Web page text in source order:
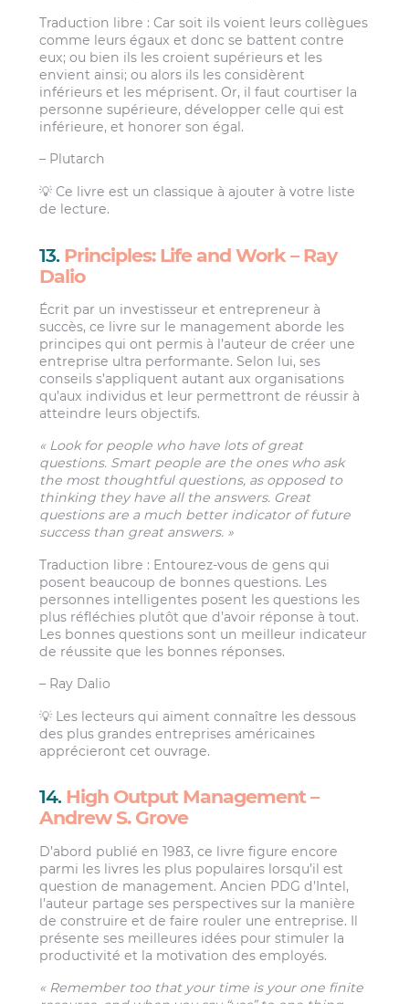
Traduction libre : Car soit ils voient leurs collègues
comme leurs égaux et donc se battent contre
eux; ou bien ils les croient supérieurs et les
envient ainsi; ou alors ils les considèrent
inférieurs et les méprisent. Or, il faut courtiser la
personne supérieure, développer celle qui est
inférieure, et honorer son égal.
– Plutarch
💡 Ce livre est un classique à ajouter à votre liste
de lecture.
13. Principles: Life and Work – Ray
Dalio
Écrit par un investisseur et entrepreneur à
succès, ce livre sur le management aborde les
principes qui ont permis à l’auteur de créer une
entreprise ultra performante. Selon lui, ses
conseils s’appliquent autant aux organisations
qu’aux individus et leur permettront de réussir à
atteindre leurs objectifs.
« Look for people who have lots of great
questions. Smart people are the ones who ask
the most thoughtful questions, as opposed to
thinking they have all the answers. Great
questions are a much better indicator of future
success than great answers. »
Traduction libre : Entourez-vous de gens qui
posent beaucoup de bonnes questions. Les
personnes intelligentes posent les questions les
plus réfléchies plutôt que d’avoir réponse à tout.
Les bonnes questions sont un meilleur indicateur
de réussite que les bonnes réponses.
– Ray Dalio
💡 Les lecteurs qui aiment connaître les dessous
des plus grandes entreprises américaines
apprécieront cet ouvrage.
14. High Output Management –
Andrew S. Grove
D’abord publié en 1983, ce livre figure encore
parmi les livres les plus populaires lorsqu’il est
question de management. Ancien PDG d’Intel,
l’auteur partage ses perspectives sur la manière
de construire et de faire rouler une entreprise. Il
présente ses meilleures idées pour stimuler la
productivité et la motivation des employés.
« Remember too that your time is your one finite